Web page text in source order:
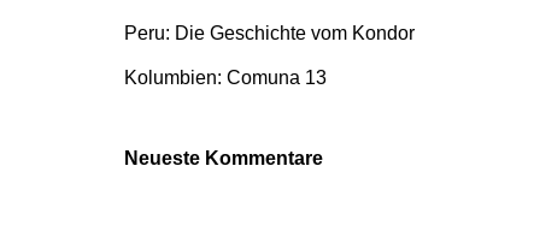
Peru: Die Geschichte vom Kondor
Kolumbien: Comuna 13
Neueste Kommentare